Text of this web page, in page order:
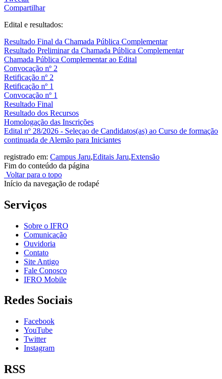
Compartilhar
Edital e resultados:
Resultado Final da Chamada Pública Complementar
Resultado Preliminar da Chamada Pública Complementar
Chamada Pública Complementar ao Edital
Convocação nº 2
Retificação nº 2
Retificação nº 1
Convocação nº 1
Resultado Final
Resultado dos Recursos
Homologação das Inscrições
Edital nº 28/2026 - Seleçao de Candidatos(as) ao Curso de formação
continuada de Alemão para Iniciantes
registrado em: Campus Jaru,Editais Jaru,Extensão
Fim do conteúdo da página
Voltar para o topo
Início da navegação de rodapé
Serviços
Sobre o IFRO
Comunicação
Ouvidoria
Contato
Site Antigo
Fale Conosco
IFRO Mobile
Redes Sociais
Facebook
YouTube
Twitter
Instagram
RSS